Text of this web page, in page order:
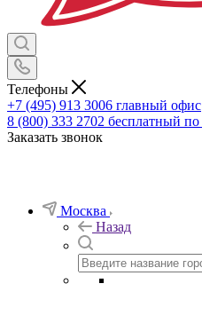
Телефоны
+7 (495) 913 3006 главный офис
8 (800) 333 2702 бесплатный по
Заказать звонок
Москва
Назад